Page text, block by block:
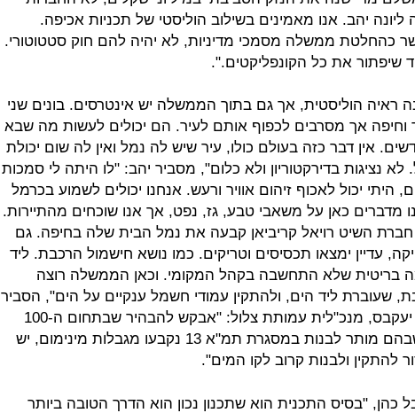
יהב. אנו מאמינים בשילוב הוליסטי של תכניות אכיפה.
ממשלה מסמכי מדיניות, לא יהיה להם חוק סטטוטורי.
שיפתור את כל הקונפליקטים.".
ראיה הוליסטית, אך גם בתוך הממשלה יש אינטרסים. בונים שני
וחיפה אך מסרבים לכפוף אותם לעיר. הם יכולים לעשות מה שבא
אין דבר כזה בעולם כולו, עיר שיש לה נמל ואין לה שום יכולת
נציגות בדירקטוריון ולא כלום", מסביר יהב: "לו היתה לי סמכות
היתי יכול לאכוף זיהום אוויר ורעש. אנחנו יכולים לשמוע בכרמל
מדברים כאן על משאבי טבע, גז, נפט, אך אנו שוכחים מהתיירות.
חברת השיט רויאל קריביאן קבעה את נמל הבית שלה בחיפה. גם
עדיין ימצאו תכסיסים וטריקים. כמו נושא חישמול הרכבת. ליד
בריטית שלא התחשבה בקהל המקומי. וכאן הממשלה רוצה
שעוברת ליד הים, ולהתקין עמודי חשמל ענקיים על הים", הסביר
יהב. לדברי מאיה יעקבס, מנכ"לית עמותת צלול: "אבקש להבהיר שבתחום ה-100
מטרים מן הים, שבהם מותר לבנות במסגרת תמ"א 13 נקבעו מגבלות מינימום, יש
להתקין ולבנות קרוב לקו המים".
כהן, "בסיס התכנית הוא שתכנון נכון הוא הדרך הטובה ביותר